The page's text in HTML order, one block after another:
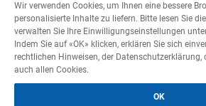
Ablehnen
Datenschutzerklärung
Wir verwenden Cookies, um Ihnen eine bessere
personalisierte Inhalte zu liefern. Bitte lesen Sie die
verwalten Sie Ihre Einwilligungseinstellungen
Indem Sie auf «OK» klicken, erklären Sie sich
rechtlichen Hinweisen, der Datenschutzerklärung,
auch allen Cookies.
OK